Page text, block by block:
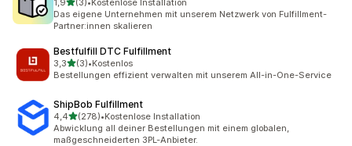
1,9 (3)
3 Rezensionen insgesamt
•Kostenlose Installation
Das eigene Unternehmen mit unserem Netzwerk von Fulfillment-
Partner:innen skalieren
Bestfulfill DTC Fulfillment
3,3von 5 Sternen
(3)
3 Rezensionen insgesamt
•Kostenlos
Bestellungen effizient verwalten mit unserem All-in-One-Service
ShipBob Fulfillment
4,4von 5 Sternen
(278)
278 Rezensionen insgesamt
•Kostenlose Installation
Abwicklung all deiner Bestellungen mit einem globalen,
maßgeschneiderten 3PL-Anbieter.